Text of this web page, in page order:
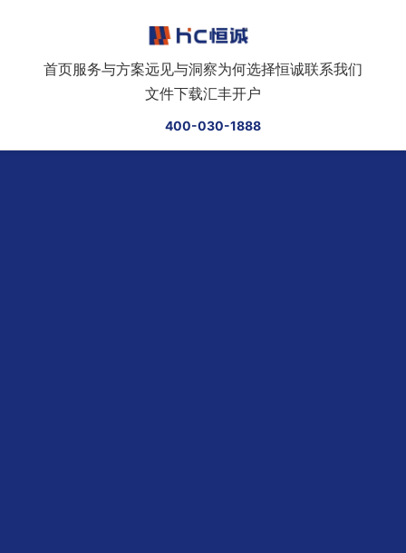
首页服务与方案远见与洞察为何选择恒诚联系我们
文件下载汇丰开户
400-030-1888